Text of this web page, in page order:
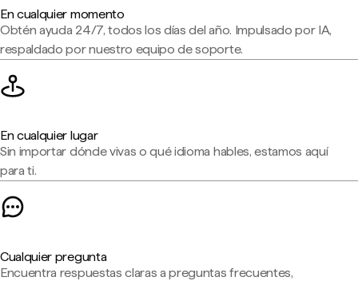
En cualquier momento
Obtén ayuda 24/7, todos los días del año. Impulsado por IA,
respaldado por nuestro equipo de soporte.
En cualquier lugar
Sin importar dónde vivas o qué idioma hables, estamos aquí
para ti.
Cualquier pregunta
Encuentra respuestas claras a preguntas frecuentes,